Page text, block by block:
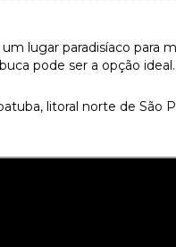
lugar paradisíaco para
pode ser a opção ideal.
litoral norte de São